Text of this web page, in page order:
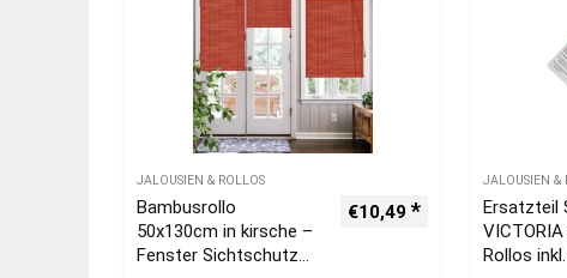
JALOUSIEN & ROLLOS
Bambusrollo
50x130cm in kirsche –
Fenster Sichtschutz
€10,49
JALOUSIEN &
Ersatzteil
Rollos